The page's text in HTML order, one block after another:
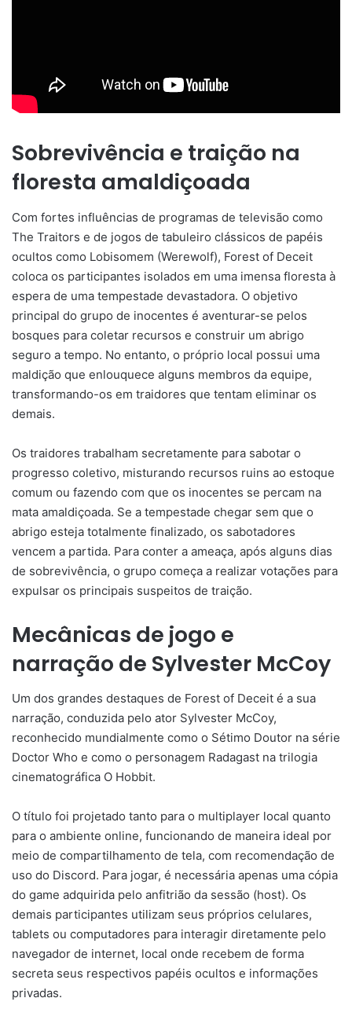
Sobrevivência e traição na
floresta amaldiçoada
Com fortes influências de programas de televisão como
The Traitors e de jogos de tabuleiro clássicos de papéis
ocultos como Lobisomem (Werewolf), Forest of Deceit
coloca os participantes isolados em uma imensa floresta à
espera de uma tempestade devastadora. O objetivo
principal do grupo de inocentes é aventurar-se pelos
bosques para coletar recursos e construir um abrigo
seguro a tempo. No entanto, o próprio local possui uma
maldição que enlouquece alguns membros da equipe,
transformando-os em traidores que tentam eliminar os
demais.
Os traidores trabalham secretamente para sabotar o
progresso coletivo, misturando recursos ruins ao estoque
comum ou fazendo com que os inocentes se percam na
mata amaldiçoada. Se a tempestade chegar sem que o
abrigo esteja totalmente finalizado, os sabotadores
vencem a partida. Para conter a ameaça, após alguns dias
de sobrevivência, o grupo começa a realizar votações para
expulsar os principais suspeitos de traição.
Mecânicas de jogo e
narração de Sylvester McCoy
Um dos grandes destaques de Forest of Deceit é a sua
narração, conduzida pelo ator Sylvester McCoy,
reconhecido mundialmente como o Sétimo Doutor na série
Doctor Who e como o personagem Radagast na trilogia
cinematográfica O Hobbit.
O título foi projetado tanto para o multiplayer local quanto
para o ambiente online, funcionando de maneira ideal por
meio de compartilhamento de tela, com recomendação de
uso do Discord. Para jogar, é necessária apenas uma cópia
do game adquirida pelo anfitrião da sessão (host). Os
demais participantes utilizam seus próprios celulares,
tablets ou computadores para interagir diretamente pelo
navegador de internet, local onde recebem de forma
secreta seus respectivos papéis ocultos e informações
privadas.